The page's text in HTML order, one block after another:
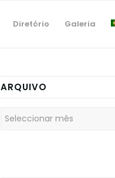
Diretório Galeria
ARQUIVO